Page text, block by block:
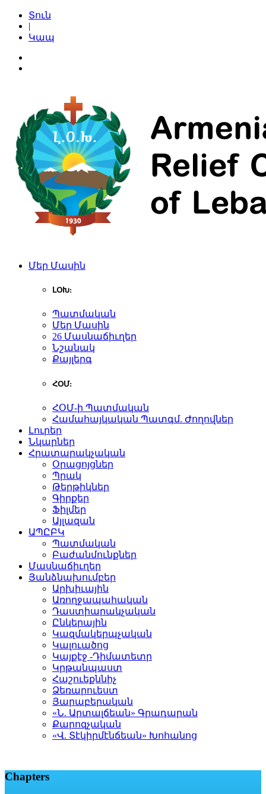
Տուն
|
Կապ
Մեր Մասին
ԼՕԽ:
Պատմական
Մեր Մասին
26 Մասնաճիւղեր
Նշանակ
Քայլերգ
ՀՕՄ:
ՀՕՄ-ի Պատմական
Համահայկական Պատգմ. Ժողովներ
Լուրեր
Նկարներ
Հրատարակչական
Օրացոյցներ
Պրակ
Թերթիկներ
Գիրքեր
Ֆիլմեր
Այլազան
ԱՊԸԲԿ
Պատմական
Բաժանմունքներ
Մասնաճիւղեր
Յանձնախումբեր
Արխիւային
Առողջապահական
Դաստիարակչական
Ընկերային
Կազմակերպչական
Կալուածոց
Կայքէջ -Դիմատետր
Կրթանպաստ
Հաշուեքննիչ
Ձեռարուեստ
Յարաբերական
«Ն. Արտալճեան» Գրադարան
Քարոզչական
«Վ. Տէկիրմէնճեան» Խոհանոց
Chapters